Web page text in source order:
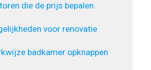
die de prijs bepalen
voor renovatie
badkamer opknappen